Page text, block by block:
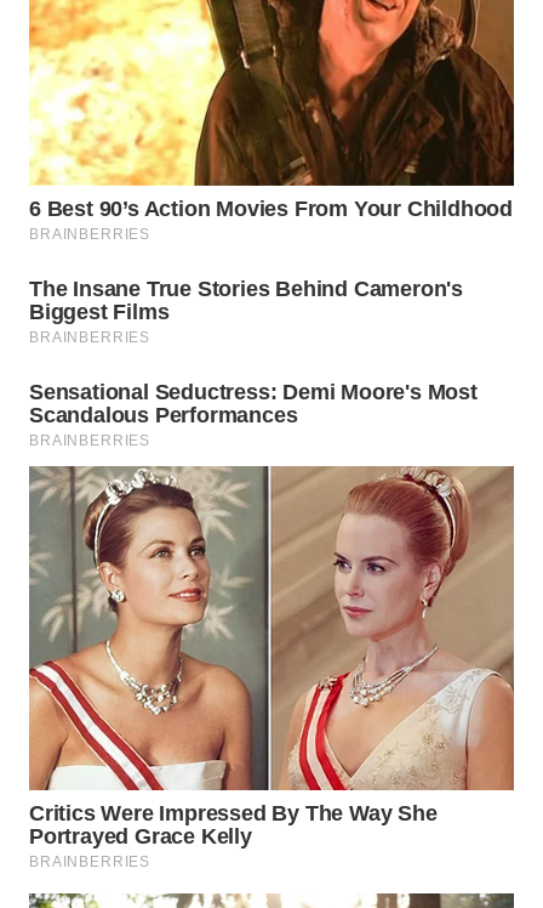
WN
MAJALENGKA
WN
SUBANG
WN
WN
PURWAKARTA
WN
PRIANGAN
WN
SEMARANG
WN
SOLO
WN
BOROBUDUR
MADURA